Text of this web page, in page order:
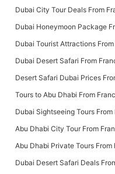
Dubai City Tour Deals From
Dubai Honeymoon Package
Dubai Tourist Attractions
Dubai Desert Safari From
Desert Safari Dubai Prices
Tours to Abu Dhabi From
Dubai Sightseeing Tours From
Abu Dhabi City Tour From
Abu Dhabi Private Tours From
Dubai Desert Safari Deals